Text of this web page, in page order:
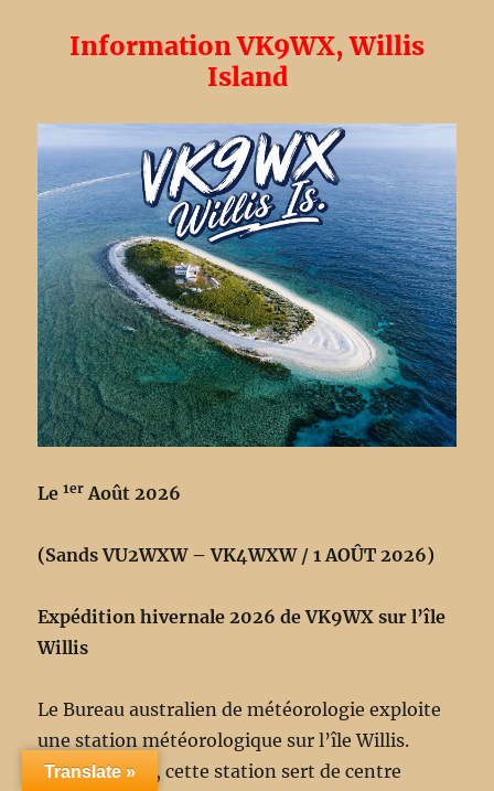
Information VK9WX, Willis
Island
Le1er Août 2026
(Sands VU2WXW – VK4WXW / 1 AOÛT 2026)
Expédition hivernale 2026 de VK9WX sur l’île
Willis
Le Bureau australien de météorologie exploite
une station météorologique sur l’île Willis.
Créée en 1921, cette station sert de centre
Translate »